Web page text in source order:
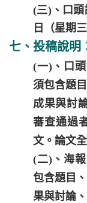
(三)、口頭
日（星期
七、投稿說明
(一)、口
須包含題
成果與討
審查通過
文。論文
(二)、海
包含題目
果與討論